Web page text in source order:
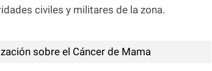
civiles y militares de la zona.
sobre el Cáncer de Mama